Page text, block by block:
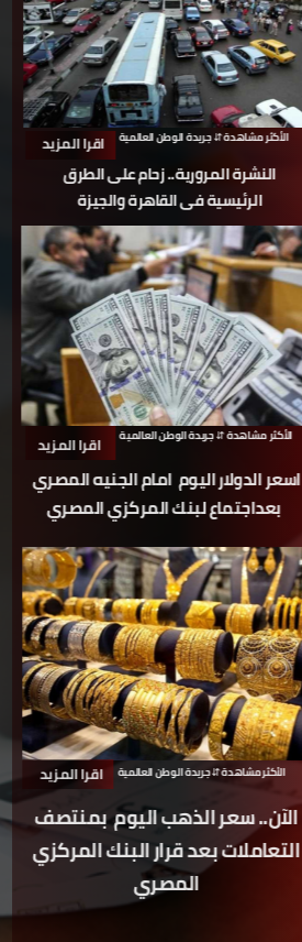
اقرا المزيد الأكثر مشاهدة ⇵ جريدة الوطن العالمية
النشرة المرورية.. زحام على الطرق
الرئيسية فى القاهرة والجيزة
اقرا المزيد الأكثر مشاهدة ⇵ جريدة الوطن العالمية
اقرا المزيد الأكثر مشاهدة ⇵ جريدة الوطن العالمية
الآن.. سعر الذهب اليوم بمنتصف
التعاملات بعد قرار البنك المركزي
المصري
اسعر الدولار اليوم امام الجنيه المصري
بعداجتماع لبنك المركزي المصري